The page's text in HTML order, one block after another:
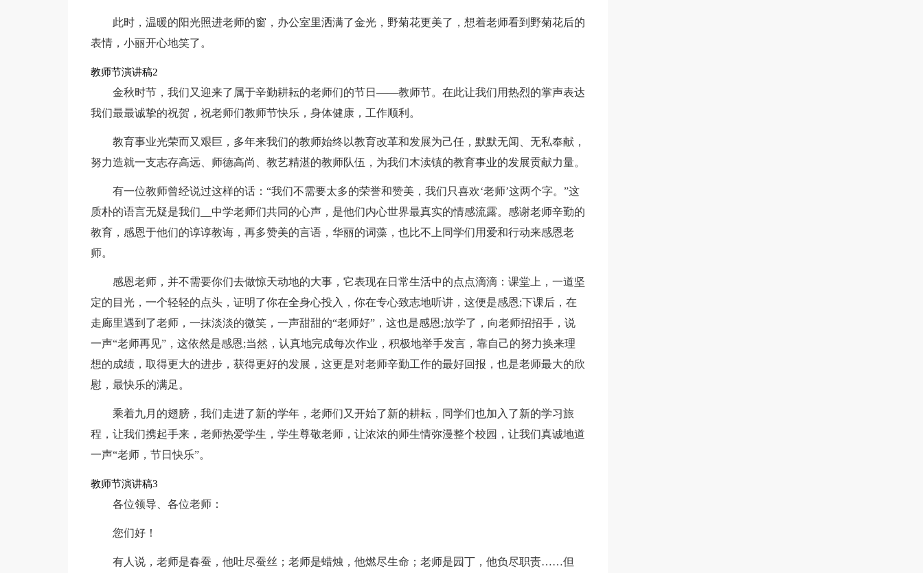
此时，温暖的阳光照进老师的窗，办公室里洒满了金光，野菊花更美了，想着老师看到野菊花后的
表情，小丽开心地笑了。
教师节演讲稿2
金秋时节，我们又迎来了属于辛勤耕耘的老师们的节日——教师节。在此让我们用热烈的掌声表达
我们最最诚挚的祝贺，祝老师们教师节快乐，身体健康，工作顺利。
教育事业光荣而又艰巨，多年来我们的教师始终以教育改革和发展为己任，默默无闻、无私奉献，
努力造就一支志存高远、师德高尚、教艺精湛的教师队伍，为我们木渎镇的教育事业的发展贡献力量。
有一位教师曾经说过这样的话：“我们不需要太多的荣誉和赞美，我们只喜欢‘老师’这两个字。”这
质朴的语言无疑是我们__中学老师们共同的心声，是他们内心世界最真实的情感流露。感谢老师辛勤的
教育，感恩于他们的谆谆教诲，再多赞美的言语，华丽的词藻，也比不上同学们用爱和行动来感恩老
师。
感恩老师，并不需要你们去做惊天动地的大事，它表现在日常生活中的点点滴滴：课堂上，一道坚
定的目光，一个轻轻的点头，证明了你在全身心投入，你在专心致志地听讲，这便是感恩;下课后，在
走廊里遇到了老师，一抹淡淡的微笑，一声甜甜的“老师好”，这也是感恩;放学了，向老师招招手，说
一声“老师再见”，这依然是感恩;当然，认真地完成每次作业，积极地举手发言，靠自己的努力换来理
想的成绩，取得更大的进步，获得更好的发展，这更是对老师辛勤工作的最好回报，也是老师最大的欣
慰，最快乐的满足。
乘着九月的翅膀，我们走进了新的学年，老师们又开始了新的耕耘，同学们也加入了新的学习旅
程，让我们携起手来，老师热爱学生，学生尊敬老师，让浓浓的师生情弥漫整个校园，让我们真诚地道
一声“老师，节日快乐”。
教师节演讲稿3
各位领导、各位老师：
您们好！
有人说，老师是春蚕，他吐尽蚕丝；老师是蜡烛，他燃尽生命；老师是园丁，他负尽职责……但